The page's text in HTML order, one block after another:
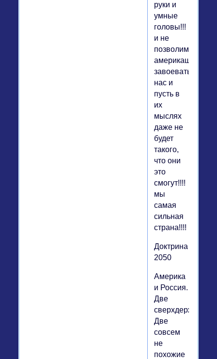
руки и
умные
головы!!!
и не
позволим
америкашкам
завоевать
нас и
пусть в
их
мыслях
даже не
будет
такого,
что они
это
смогут!!!!
мы
самая
сильная
страна!!!!
Доктрина
2050
Америка
и Россия.
Две
сверхдержавы.
Две
совсем
не
похожие